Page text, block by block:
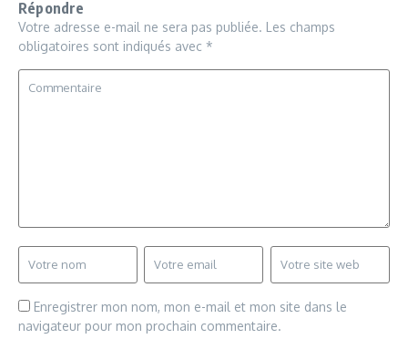
Répondre
Votre adresse e-mail ne sera pas publiée. Les champs
obligatoires sont indiqués avec *
Enregistrer mon nom, mon e-mail et mon site dans le
navigateur pour mon prochain commentaire.